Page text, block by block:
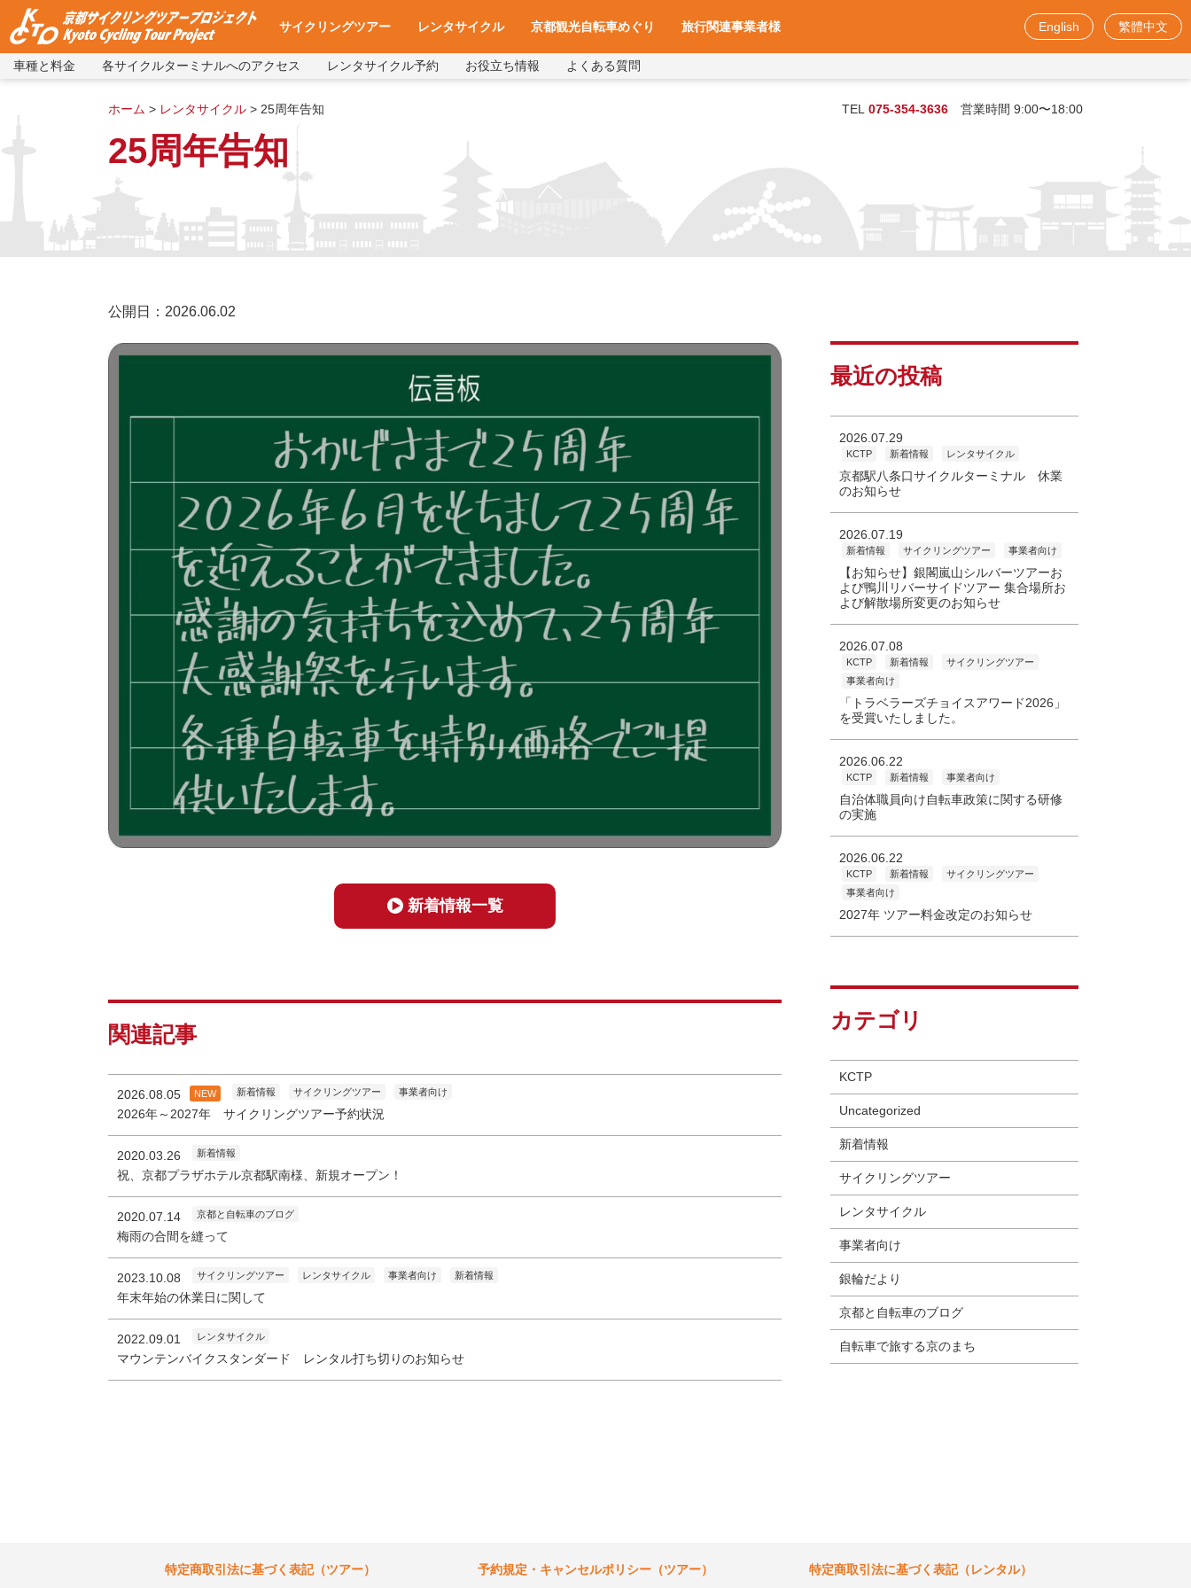
サイクリングツアー レンタサイクル 京都観光自転車めぐり 旅行関連事業者様 English 繁體中文
車種と料金 各サイクルターミナルへのアクセス レンタサイクル予約 お役立ち情報 よくある質問
TEL 075-354-3636 営業時間 9:00〜18:00
公開日：2026.06.02
ホーム > レンタサイクル > 25周年告知
25周年告知
新着情報一覧
関連記事
2026.08.05 NEW 新着情報 サイクリングツアー 事業者向け
2026年～2027年 サイクリングツアー予約状況
2020.03.26 新着情報
祝、京都プラザホテル京都駅南様、新規オープン！
2020.07.14 京都と自転車のブログ
梅雨の合間を縫って
2023.10.08 サイクリングツアー レンタサイクル 事業者向け 新着情報
年末年始の休業日に関して
2022.09.01 レンタサイクル
マウンテンバイクスタンダード レンタル打ち切りのお知らせ
最近の投稿
2026.07.29
KCTP 新着情報 レンタサイクル
京都駅八条口サイクルターミナル 休業
のお知らせ
2026.07.19
新着情報 サイクリングツアー 事業者向け
【お知らせ】銀閣嵐山シルバーツアーお
よび鴨川リバーサイドツアー 集合場所お
よび解散場所変更のお知らせ
2026.07.08
KCTP 新着情報
サイクリングツアー
事業者向け
「トラベラーズチョイスアワード2026」
を受賞いたしました。
2026.06.22
KCTP 新着情報 事業者向け
自治体職員向け自転車政策に関する研修
の実施
2026.06.22
KCTP 新着情報
サイクリングツアー
事業者向け
2027年 ツアー料金改定のお知らせ
カテゴリ
KCTP
Uncategorized
新着情報
サイクリングツアー
レンタサイクル
事業者向け
銀輪だより
京都と自転車のブログ
自転車で旅する京のまち
特定商取引法に基づく表記（ツアー） 予約規定・キャンセルポリシー（ツアー） 特定商取引法に基づく表記（レンタル）